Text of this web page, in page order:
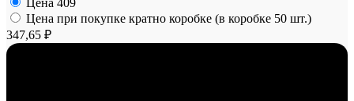
Цена 409
Цена при покупке кратно коробке (в коробке 50 шт.)
347,65 ₽